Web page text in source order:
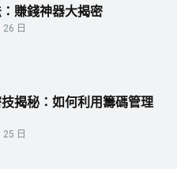
賺錢神器大揭密
日
揭秘：如何利用籌碼管理
日